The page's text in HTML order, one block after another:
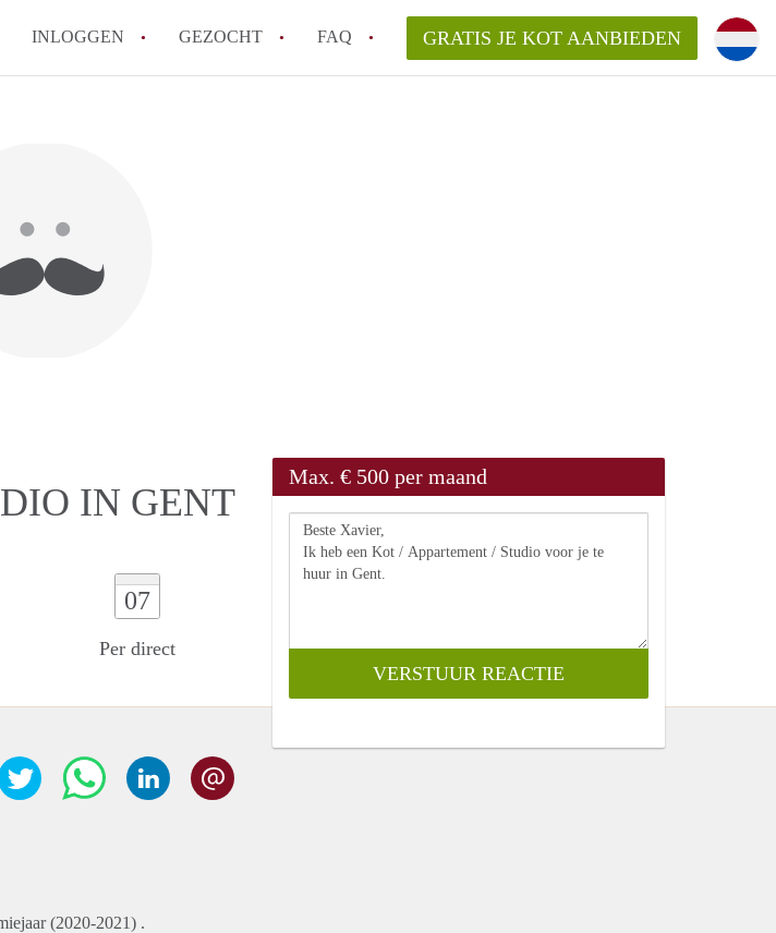
INLOGGEN GEZOCHT FAQ GRATIS JE KOT AANBIEDEN
IN GENT
07
Per direct
Max. € 500 per maand
(2020-2021) .